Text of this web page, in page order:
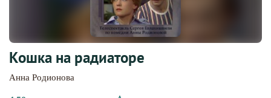
Кошка на радиаторе
Анна Родионова